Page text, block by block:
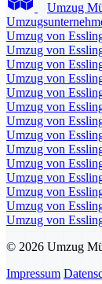
Umzug
Umzug von
Umzug von
Umzug von
Umzug von
Umzug von
Umzug von
Umzug von
Umzug von
Umzug von
Umzug von
Umzug von
Umzug von
Umzug von
Umzug von
© 2026 Umzug
Impressum